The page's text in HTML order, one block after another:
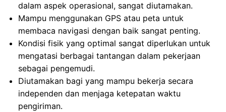
dalam aspek operasional, sangat diutamakan.
Mampu menggunakan GPS atau peta untuk
membaca navigasi dengan baik sangat penting.
Kondisi fisik yang optimal sangat diperlukan untuk
mengatasi berbagai tantangan dalam pekerjaan
sebagai pengemudi.
Diutamakan bagi yang mampu bekerja secara
independen dan menjaga ketepatan waktu
pengiriman.